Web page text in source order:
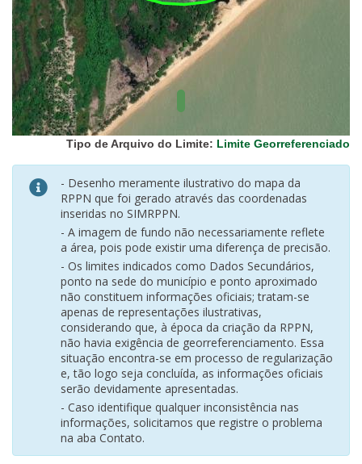
Vegetação
(IBGE)
Rodovias
(IBGE)
Relevo
(IBGE)
Tipo de Arquivo do Limite: Limite Georreferenciado
- Desenho meramente ilustrativo do mapa da
RPPN que foi gerado através das coordenadas
inseridas no SIMRPPN.
- A imagem de fundo não necessariamente reflete
a área, pois pode existir uma diferença de precisão.
- Os limites indicados como Dados Secundários,
ponto na sede do município e ponto aproximado
não constituem informações oficiais; tratam-se
apenas de representações ilustrativas,
considerando que, à época da criação da RPPN,
não havia exigência de georreferenciamento. Essa
situação encontra-se em processo de regularização
e, tão logo seja concluída, as informações oficiais
serão devidamente apresentadas.
- Caso identifique qualquer inconsistência nas
informações, solicitamos que registre o problema
na aba Contato.